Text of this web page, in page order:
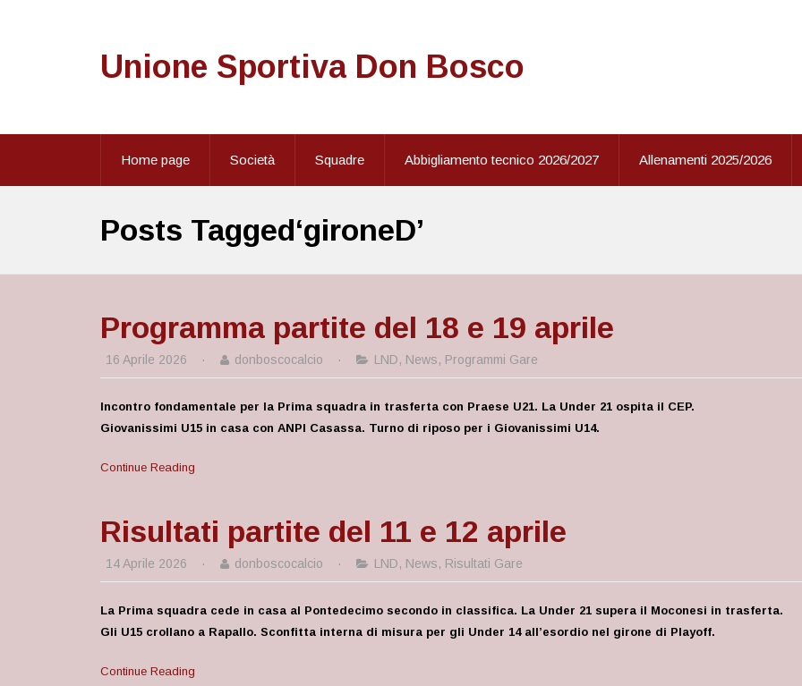
Unione Sportiva Don Bosco
Home page Società Squadre Abbigliamento tecnico 2026/2027 Allenamenti 2025/2026
Posts Tagged‘gironeD’
Programma partite del 18 e 19 aprile
16 Aprile 2026 · donboscocalcio · LND, News, Programmi Gare
Incontro fondamentale per la Prima squadra in trasferta con Praese U21. La Under 21 ospita il CEP.
Giovanissimi U15 in casa con ANPI Casassa. Turno di riposo per i Giovanissimi U14.
Continue Reading
Risultati partite del 11 e 12 aprile
14 Aprile 2026 · donboscocalcio · LND, News, Risultati Gare
La Prima squadra cede in casa al Pontedecimo secondo in classifica. La Under 21 supera il Moconesi in trasferta.
Gli U15 crollano a Rapallo. Sconfitta interna di misura per gli Under 14 all’esordio nel girone di Playoff.
Continue Reading